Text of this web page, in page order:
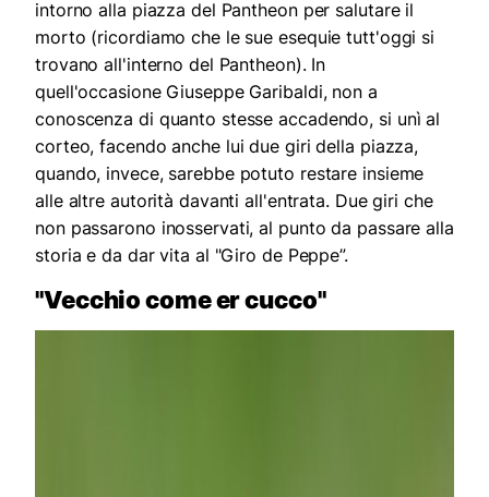
intorno alla piazza del Pantheon per salutare il
morto (ricordiamo che le sue esequie tutt'oggi si
trovano all'interno del Pantheon). In
quell'occasione Giuseppe Garibaldi, non a
conoscenza di quanto stesse accadendo, si unì al
corteo, facendo anche lui due giri della piazza,
quando, invece, sarebbe potuto restare insieme
alle altre autorità davanti all'entrata. Due giri che
non passarono inosservati, al punto da passare alla
storia e da dar vita al "Giro de Peppe”.
"Vecchio come er cucco"